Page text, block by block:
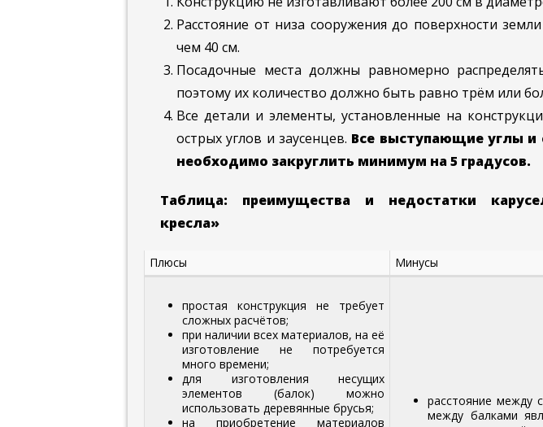
Расстояние от низа сооружения до поверхности
чем 40 см.
Посадочные места должны равномерно
поэтому их количество должно быть равно трём или
Все детали и элементы, установленные на
острых углов и заусенцев. Все выступающие углы и
необходимо закруглить минимум на 5 градусов.
Таблица: преимущества и недостатки
кресла»
Плюсы Минусы
простая конструкция не требует
сложных расчётов;
при наличии всех материалов, на её
изготовление не потребуется
много времени;
для изготовления несущих
элементов (балок) можно
использовать деревянные брусья;
на приобретение материалов
расстояние между
между балками